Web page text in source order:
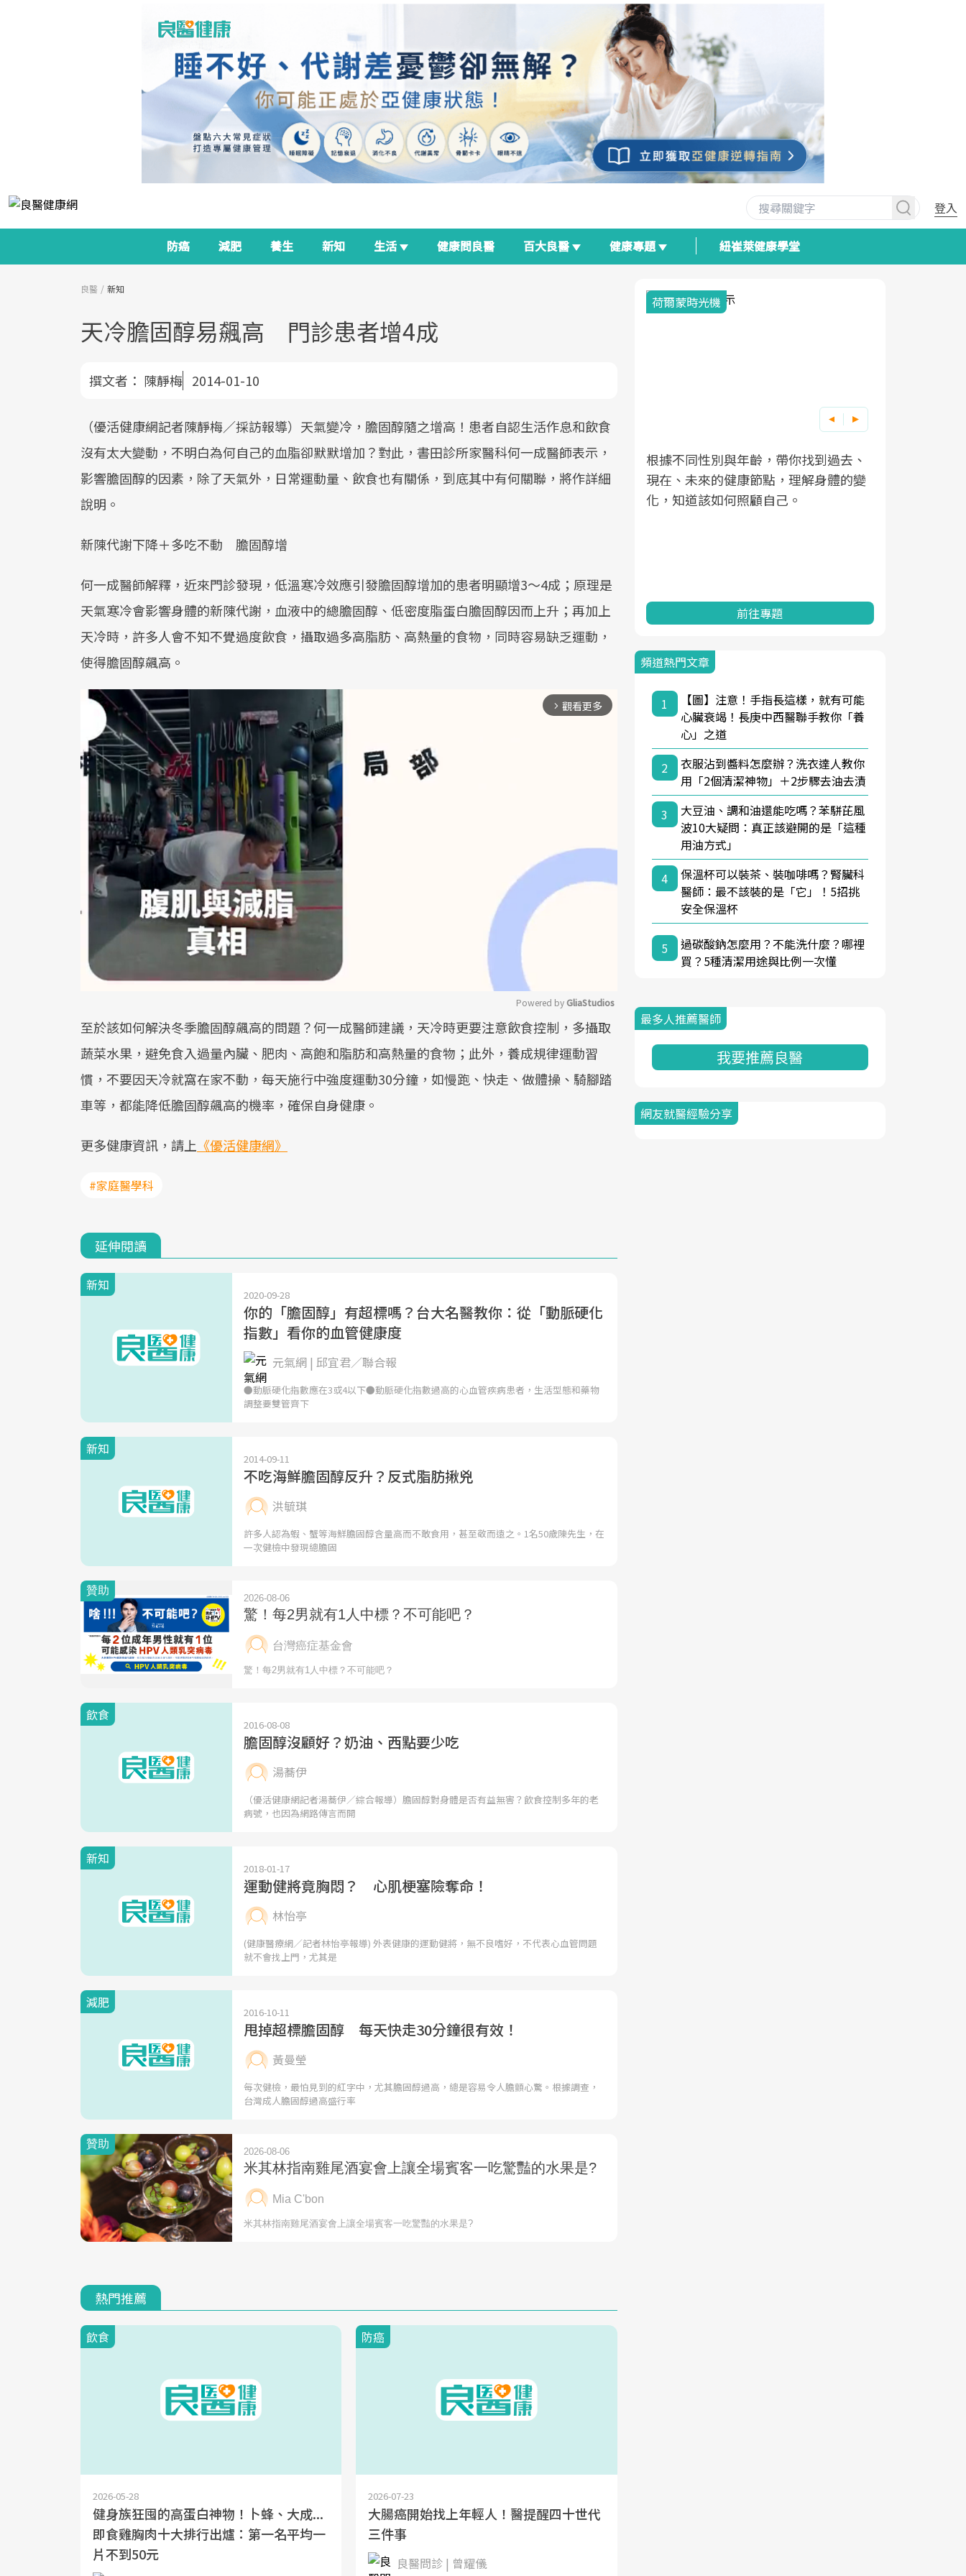
登入
防癌 減肥 養生 新知 生活 健康問良醫 百大良醫 健康專題 紐崔萊健康學堂
良醫 新知
天冷膽固醇易飆高 門診患者增4成
撰文者： 陳靜梅 2014-01-10
（優活健康網記者陳靜梅／採訪報導）天氣變冷，膽固醇隨之增高！患者自認生活作息和飲食
沒有太大變動，不明白為何自己的血脂卻默默增加？對此，書田診所家醫科何一成醫師表示，
影響膽固醇的因素，除了天氣外，日常運動量、飲食也有關係，到底其中有何關聯，將作詳細
說明。
新陳代謝下降＋多吃不動 膽固醇增
何一成醫師解釋，近來門診發現，低溫寒冷效應引發膽固醇增加的患者明顯增3～4成；原理是
天氣寒冷會影響身體的新陳代謝，血液中的總膽固醇、低密度脂蛋白膽固醇因而上升；再加上
天冷時，許多人會不知不覺過度飲食，攝取過多高脂肪、高熱量的食物，同時容易缺乏運動，
使得膽固醇飆高。
arrow_forward_ios 觀看更多
Mute
Powered by GliaStudios
至於該如何解決冬季膽固醇飆高的問題？何一成醫師建議，天冷時更要注意飲食控制，多攝取
蔬菜水果，避免食入過量內臟、肥肉、高飽和脂肪和高熱量的食物；此外，養成規律運動習
慣，不要因天冷就窩在家不動，每天施行中強度運動30分鐘，如慢跑、快走、做體操、騎腳踏
車等，都能降低膽固醇飆高的機率，確保自身健康。
更多健康資訊，請上 《優活健康網》
#家庭醫學科
延伸閱讀
新知
2020-09-28
你的「膽固醇」有超標嗎？台大名醫教你：從「動脈硬化
指數」看你的血管健康度
元氣網 | 邱宜君／聯合報
●動脈硬化指數應在3或4以下●動脈硬化指數過高的心血管疾病患者，生活型態和藥物
調整要雙管齊下
新知
2014-09-11
不吃海鮮膽固醇反升？反式脂肪揪兇
洪毓琪
許多人認為蝦、蟹等海鮮膽固醇含量高而不敢食用，甚至敬而遠之。1名50歲陳先生，在
一次健檢中發現總膽固
飲食
2016-08-08
膽固醇沒顧好？奶油、西點要少吃
湯蕎伊
（優活健康網記者湯蕎伊／綜合報導）膽固醇對身體是否有益無害？飲食控制多年的老
病號，也因為網路傳言而開
新知
2018-01-17
運動健將竟胸悶？ 心肌梗塞險奪命！
林怡亭
(健康醫療網／記者林怡亭報導) 外表健康的運動健將，無不良嗜好，不代表心血管問題
就不會找上門，尤其是
減肥
2016-10-11
甩掉超標膽固醇 每天快走30分鐘很有效！
黃曼瑩
每次健檢，最怕見到的紅字中，尤其膽固醇過高，總是容易令人膽顫心驚。根據調查，
台灣成人膽固醇過高盛行率
熱門推薦
飲食
2026-05-28
健身族狂囤的高蛋白神物！卜蜂、大成...
即食雞胸肉十大排行出爐：第一名平均一
片不到50元
防癌
2026-07-23
大腸癌開始找上年輕人！醫提醒四十世代
三件事
良醫問診 | 曾耀儀
面對超高齡社會的浪潮，台灣正在快速
邁向「健康照護」的新時代。隨著國家
狀況、啟動健康管理的重要起點。
前往專題
2025年，就到良醫生活祭體驗「一站式
健康新生活」，從講座、體驗到運動，
前往專題
良醫健康網從「換季的身體變化」出
發，透過醫學觀點與日常感受的對話，
前往專題
荷爾蒙時光機
根據不同性別與年齡，帶你找到過去、
現在、未來的健康節點，理解身體的變
化，知道該如何照顧自己。
前往專題
頻道熱門文章
1
【圖】注意！手指長這樣，就有可能
心臟衰竭！長庚中西醫聯手教你「養
心」之道
2
衣服沾到醬料怎麼辦？洗衣達人教你
用「2個清潔神物」＋2步驟去油去漬
3
大豆油、調和油還能吃嗎？苯駢芘風
波10大疑問：真正該避開的是「這種
用油方式」
4
保溫杯可以裝茶、裝咖啡嗎？腎臟科
醫師：最不該裝的是「它」！5招挑
安全保溫杯
5
過碳酸鈉怎麼用？不能洗什麼？哪裡
買？5種清潔用途與比例一次懂
最多人推薦醫師
我要推薦良醫
網友就醫經驗分享